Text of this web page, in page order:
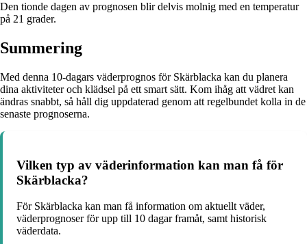
Den tionde dagen av prognosen blir delvis molnig med en temperatur
på 21 grader.
Summering
Med denna 10-dagars väderprognos för Skärblacka kan du planera
dina aktiviteter och klädsel på ett smart sätt. Kom ihåg att vädret kan
ändras snabbt, så håll dig uppdaterad genom att regelbundet kolla in de
senaste prognoserna.
Vilken typ av väderinformation kan man få för
Skärblacka?
För Skärblacka kan man få information om aktuellt väder,
väderprognoser för upp till 10 dagar framåt, samt historisk
väderdata.